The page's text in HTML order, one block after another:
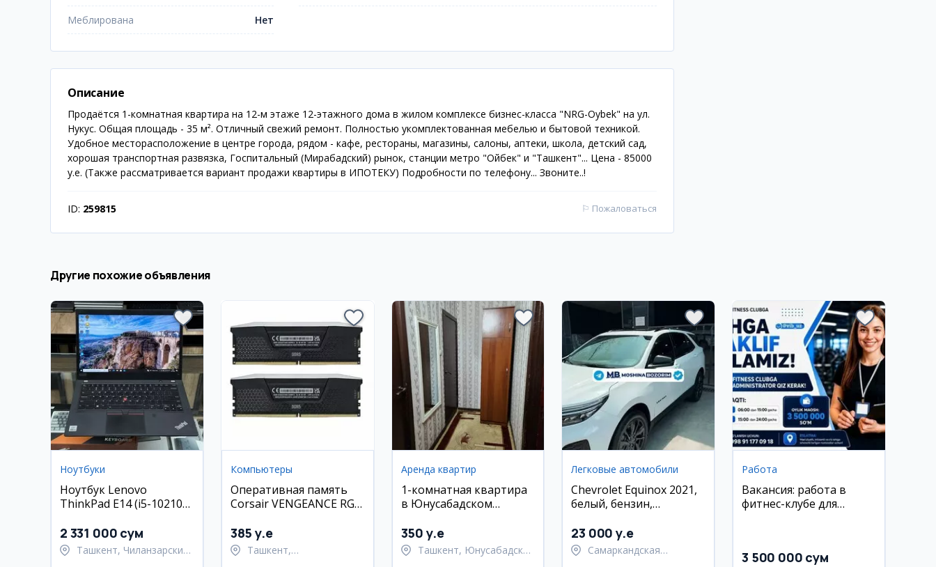
Меблирована Нет
Описание
Продаётся 1-комнатная квартира на 12-м этаже 12-этажного дома в жилом комплексе бизнес-класса "NRG-Oybek" на ул.
Нукус. Общая площадь - 35 м². Отличный свежий ремонт. Полностью укомплектованная мебелью и бытовой техникой.
Удобное месторасположение в центре города, рядом - кафе, рестораны, магазины, салоны, аптеки, школа, детский сад,
хорошая транспортная развязка, Госпитальный (Мирабадский) рынок, станции метро "Ойбек" и "Ташкент"... Цена - 85000
у.е. (Также рассматривается вариант продажи квартиры в ИПОТЕКУ) Подробности по телефону... Звоните..!
ID: 259815 ⚐ Пожаловаться
Другие похожие объявления
Ноутбуки
Ноутбук Lenovo
ThinkPad E14 (i5-10210U,
2 331 000 сум
Ташкент, Чиланзарский
Компьютеры
Оперативная память
Corsair VENGEANCE RGB
CL36
385 y.e
Ташкент,
Аренда квартир
1-комнатная квартира
в Юнусабадском
350 y.e
Ташкент, Юнусабадский
Легковые автомобили
Chevrolet Equinox 2021,
белый, бензин,
23 000 y.e
Самаркандская
Работа
Вакансия: работа в
фитнес-клубе для
3 500 000 сум